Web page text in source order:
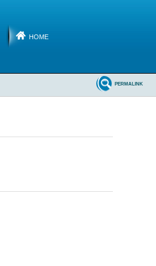
HOME
PERMALINK